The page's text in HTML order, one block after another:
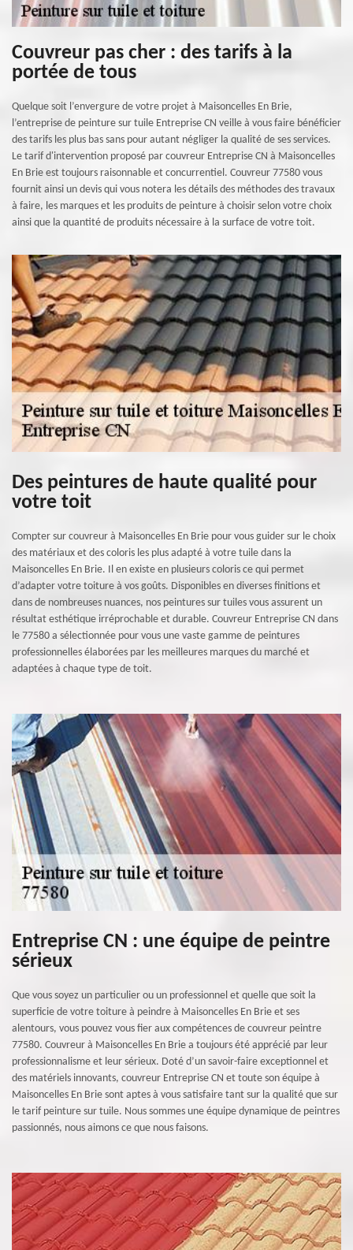
Couvreur pas cher : des tarifs à la
portée de tous
Quelque soit l’envergure de votre projet à Maisoncelles En Brie,
l’entreprise de peinture sur tuile Entreprise CN veille à vous faire bénéficier
des tarifs les plus bas sans pour autant négliger la qualité de ses services.
Le tarif d'intervention proposé par couvreur Entreprise CN à Maisoncelles
En Brie est toujours raisonnable et concurrentiel. Couvreur 77580 vous
fournit ainsi un devis qui vous notera les détails des méthodes des travaux
à faire, les marques et les produits de peinture à choisir selon votre choix
ainsi que la quantité de produits nécessaire à la surface de votre toit.
Des peintures de haute qualité pour
votre toit
Compter sur couvreur à Maisoncelles En Brie pour vous guider sur le choix
des matériaux et des coloris les plus adapté à votre tuile dans la
Maisoncelles En Brie. Il en existe en plusieurs coloris ce qui permet
d’adapter votre toiture à vos goûts. Disponibles en diverses finitions et
dans de nombreuses nuances, nos peintures sur tuiles vous assurent un
résultat esthétique irréprochable et durable. Couvreur Entreprise CN dans
le 77580 a sélectionnée pour vous une vaste gamme de peintures
professionnelles élaborées par les meilleures marques du marché et
adaptées à chaque type de toit.
Entreprise CN : une équipe de peintre
sérieux
Que vous soyez un particulier ou un professionnel et quelle que soit la
superficie de votre toiture à peindre à Maisoncelles En Brie et ses
alentours, vous pouvez vous fier aux compétences de couvreur peintre
77580. Couvreur à Maisoncelles En Brie a toujours été apprécié par leur
professionnalisme et leur sérieux. Doté d’un savoir-faire exceptionnel et
des matériels innovants, couvreur Entreprise CN et toute son équipe à
Maisoncelles En Brie sont aptes à vous satisfaire tant sur la qualité que sur
le tarif peinture sur tuile. Nous sommes une équipe dynamique de peintres
passionnés, nous aimons ce que nous faisons.